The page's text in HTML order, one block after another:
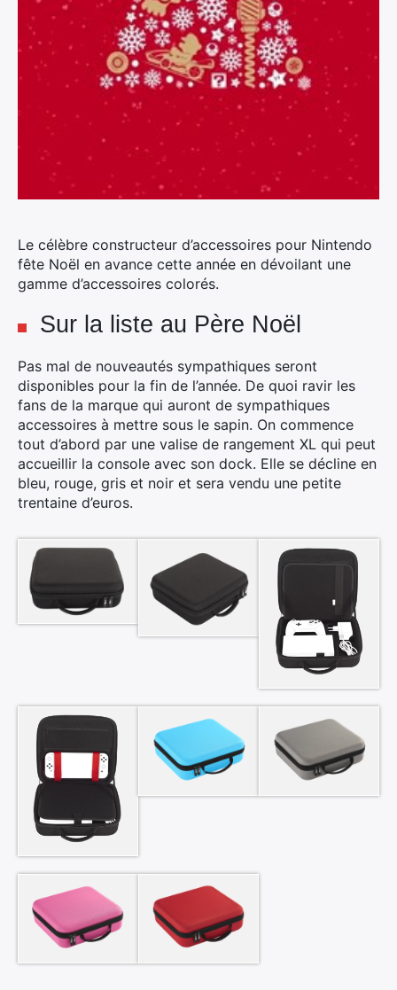
Le célèbre constructeur d’accessoires pour Nintendo
fête Noël en avance cette année en dévoilant une
gamme d’accessoires colorés.
Sur la liste au Père Noël
Pas mal de nouveautés sympathiques seront
disponibles pour la fin de l’année. De quoi ravir les
fans de la marque qui auront de sympathiques
accessoires à mettre sous le sapin. On commence
tout d’abord par une valise de rangement XL qui peut
accueillir la console avec son dock. Elle se décline en
bleu, rouge, gris et noir et sera vendu une petite
trentaine d’euros.